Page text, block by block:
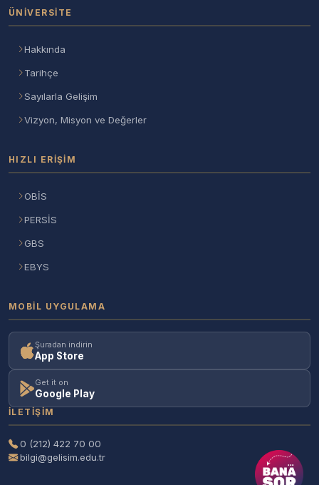
ÜNIVERSITE
Hakkında
Tarihçe
Sayılarla Gelişim
Vizyon, Misyon ve Değerler
HIZLI ERIŞIM
OBİS
PERSİS
GBS
EBYS
MOBIL UYGULAMA
Şuradan indirin
App Store
Get it on
Google Play
İLETIŞIM
0 (212) 422 70 00
bilgi@gelisim.edu.tr